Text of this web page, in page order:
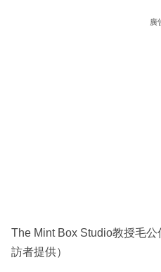
廣
The Mint Box Studio教授毛
訪者提供）